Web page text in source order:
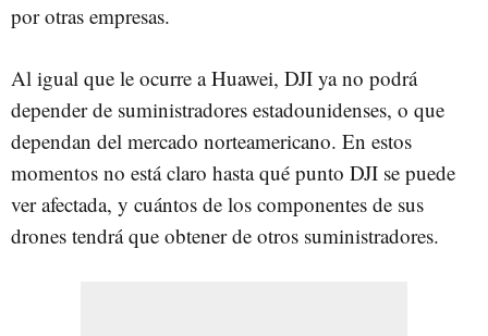
por otras empresas.
Al igual que le ocurre a Huawei, DJI ya no podrá
depender de suministradores estadounidenses, o que
dependan del mercado norteamericano. En estos
momentos no está claro hasta qué punto DJI se puede
ver afectada, y cuántos de los componentes de sus
drones tendrá que obtener de otros suministradores.